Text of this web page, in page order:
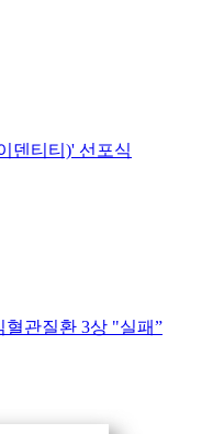
덴티티)' 선포식
관질환 3상 "실패”